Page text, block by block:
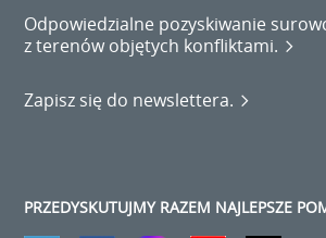
Odpowiedzialne pozyskiwanie
z terenów objętych konfliktami.
Zapisz się do newslettera.
PRZEDYSKUTUJMY RAZEM NAJLEPSZE